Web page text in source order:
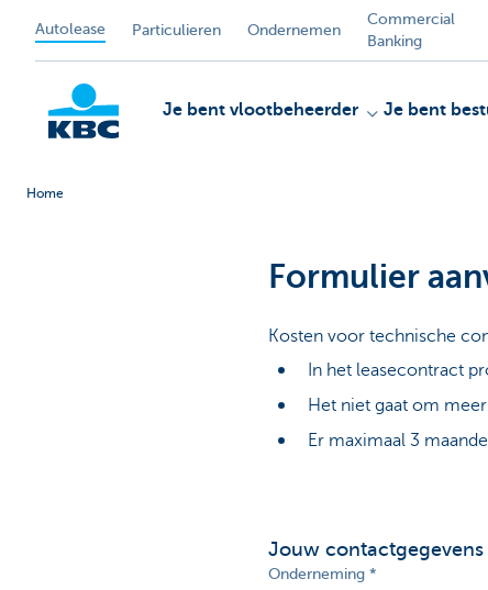
Autolease Particulieren Ondernemen
Commercial
Banking
Je bent vlootbeheerder Je bent
Home
Formulier
Kosten voor technische
In het leasecontract
Het niet gaat om
Er maximaal 3
Jouw contactgegevens
Onderneming